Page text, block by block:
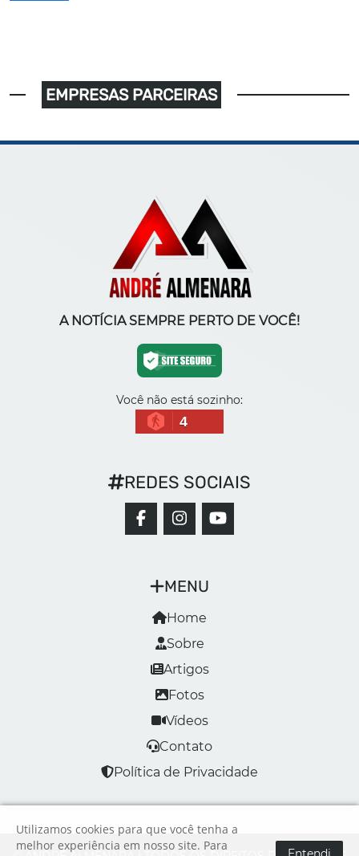
EMPRESAS PARCEIRAS
A NOTÍCIA SEMPRE PERTO DE VOCÊ!
Você não está sozinho:
4
MENU
Home
Sobre
Artigos
Fotos
Vídeos
Contato
Política de Privacidade
REDES SOCIAIS
Utilizamos cookies para que você tenha a
melhor experiência em nosso site. Para